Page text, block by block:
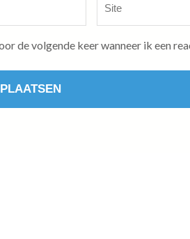
de volgende keer wanneer ik een